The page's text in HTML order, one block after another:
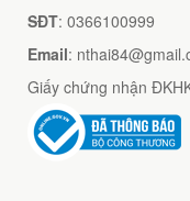
SĐT: 0366100999
Email:
Giấy chứng nhận